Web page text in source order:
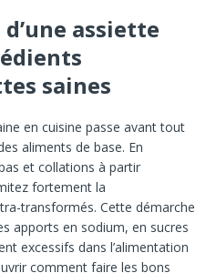
assiette
saines
en cuisine passe avant tout
aliments de base. En
et collations à partir
fortement la
transformés. Cette démarche
apports en sodium, en sucres
excessifs dans l’alimentation
comment faire les bons